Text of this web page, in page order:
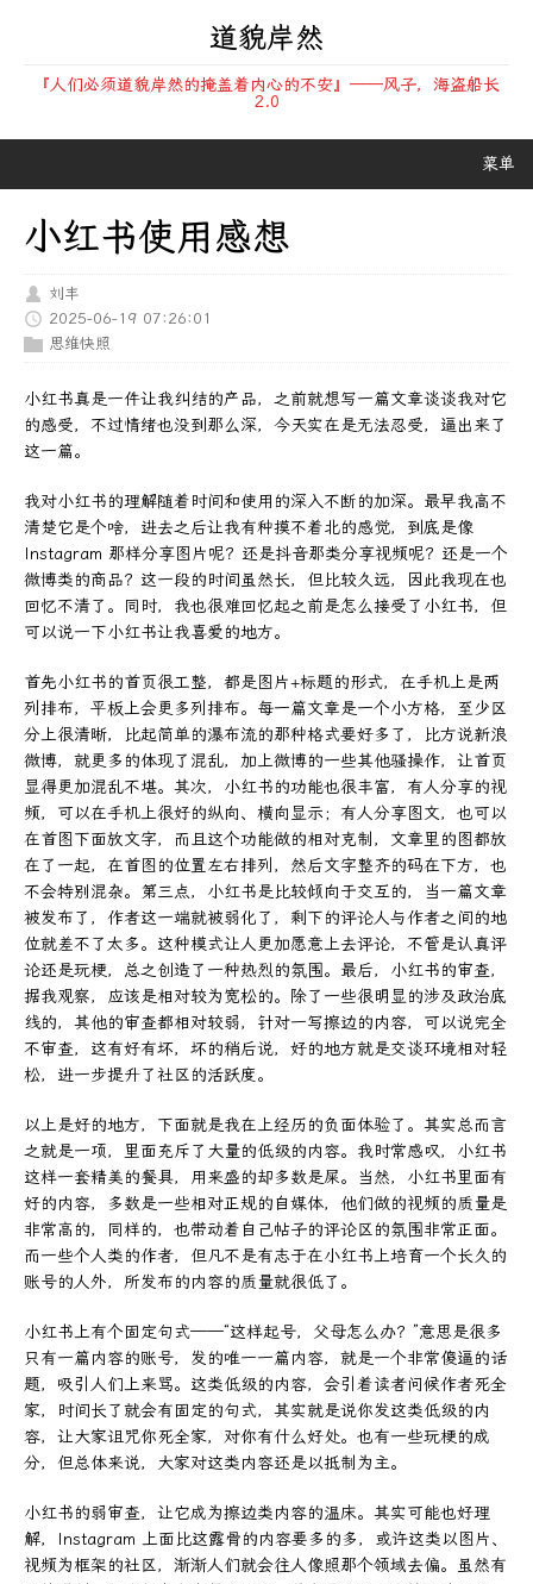
道貌岸然
『人们必须道貌岸然的掩盖着内心的不安』——风子，海盗船长
2.0
菜单
小红书使用感想
刘丰
2025-06-19 07:26:01
思维快照
小红书真是一件让我纠结的产品，之前就想写一篇文章谈谈我对它
的感受，不过情绪也没到那么深，今天实在是无法忍受，逼出来了
这一篇。
我对小红书的理解随着时间和使用的深入不断的加深。最早我高不
清楚它是个啥，进去之后让我有种摸不着北的感觉，到底是像
Instagram 那样分享图片呢？还是抖音那类分享视频呢？还是一个
微博类的商品？这一段的时间虽然长，但比较久远，因此我现在也
回忆不清了。同时，我也很难回忆起之前是怎么接受了小红书，但
可以说一下小红书让我喜爱的地方。
首先小红书的首页很工整，都是图片+标题的形式，在手机上是两
列排布，平板上会更多列排布。每一篇文章是一个小方格，至少区
分上很清晰，比起简单的瀑布流的那种格式要好多了，比方说新浪
微博，就更多的体现了混乱，加上微博的一些其他骚操作，让首页
显得更加混乱不堪。其次，小红书的功能也很丰富，有人分享的视
频，可以在手机上很好的纵向、横向显示；有人分享图文，也可以
在首图下面放文字，而且这个功能做的相对克制，文章里的图都放
在了一起，在首图的位置左右排列，然后文字整齐的码在下方，也
不会特别混杂。第三点，小红书是比较倾向于交互的，当一篇文章
被发布了，作者这一端就被弱化了，剩下的评论人与作者之间的地
位就差不了太多。这种模式让人更加愿意上去评论，不管是认真评
论还是玩梗，总之创造了一种热烈的氛围。最后，小红书的审查，
据我观察，应该是相对较为宽松的。除了一些很明显的涉及政治底
线的，其他的审查都相对较弱，针对一写擦边的内容，可以说完全
不审查，这有好有坏，坏的稍后说，好的地方就是交谈环境相对轻
松，进一步提升了社区的活跃度。
以上是好的地方，下面就是我在上经历的负面体验了。其实总而言
之就是一项，里面充斥了大量的低级的内容。我时常感叹，小红书
这样一套精美的餐具，用来盛的却多数是屎。当然，小红书里面有
好的内容，多数是一些相对正规的自媒体，他们做的视频的质量是
非常高的，同样的，也带动着自己帖子的评论区的氛围非常正面。
而一些个人类的作者，但凡不是有志于在小红书上培育一个长久的
账号的人外，所发布的内容的质量就很低了。
小红书上有个固定句式——“这样起号，父母怎么办？”意思是很多
只有一篇内容的账号，发的唯一一篇内容，就是一个非常傻逼的话
题，吸引人们上来骂。这类低级的内容，会引着读者问候作者死全
家，时间长了就会有固定的句式，其实就是说你发这类低级的内
容，让大家诅咒你死全家，对你有什么好处。也有一些玩梗的成
分，但总体来说，大家对这类内容还是以抵制为主。
小红书的弱审查，让它成为擦边类内容的温床。其实可能也好理
解，Instagram 上面比这露骨的内容要多的多，或许这类以图片、
视频为框架的社区，渐渐人们就会往人像照那个领域去偏。虽然有